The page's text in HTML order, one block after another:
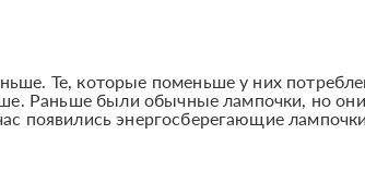
Те, которые поменьше у них
Раньше были обычные лампочки, но
появились энергосберегающие